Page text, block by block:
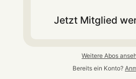
Jetzt Mitglied
Weitere Abos
Bereits ein Konto?